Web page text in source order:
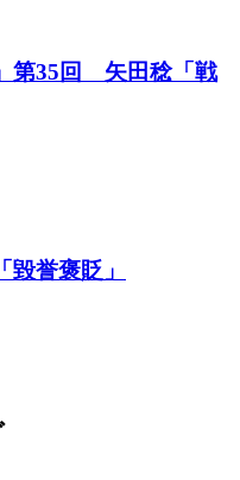
第35回 矢田稔「戦
誉褒貶」